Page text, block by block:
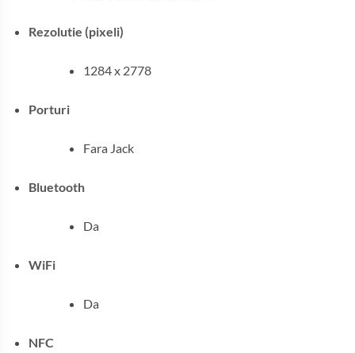
Rezolutie (pixeli)
1284 x 2778
Porturi
Fara Jack
Bluetooth
Da
WiFi
Da
NFC